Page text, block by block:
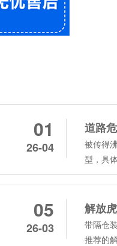
01
26-04
道路
被传得
型，具
05
26-03
解放
带隔仓
推荐的